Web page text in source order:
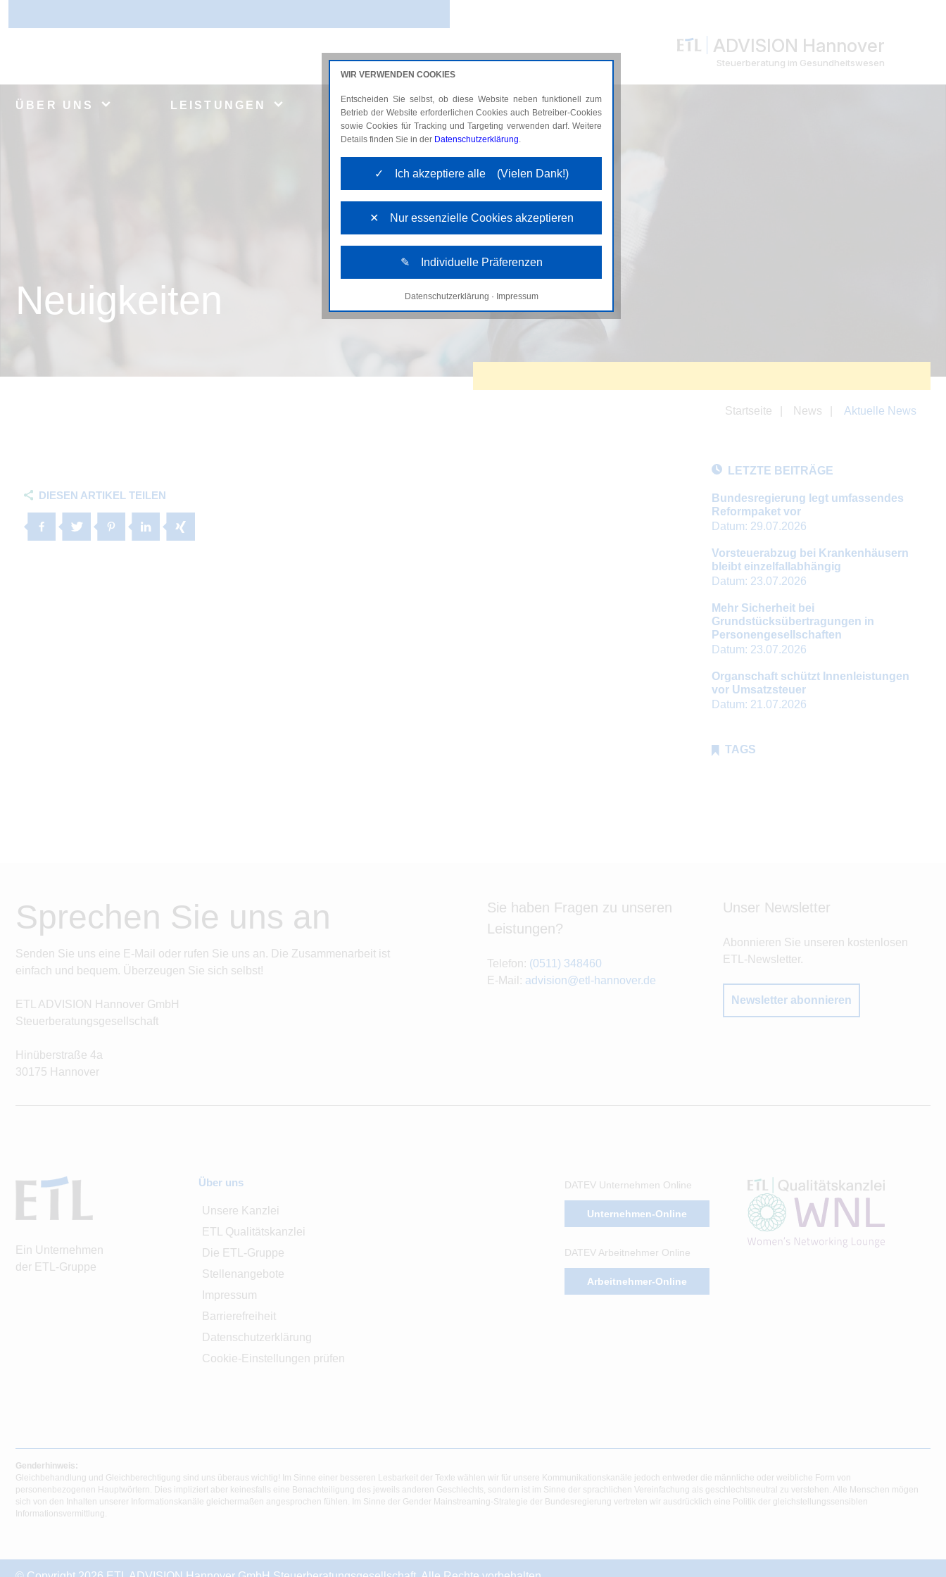
ADVISION Hannover
Steuerberatung im Gesundheitswesen
ÜBER UNS LEISTUNGEN AKTUELLES KARRIERE
Neuigkeiten
Startseite News Aktuelle News
DIESEN ARTIKEL TEILEN
LETZTE BEITRÄGE
Bundesregierung legt umfassendes
Reformpaket vor
Datum: 29.07.2026
Vorsteuerabzug bei Krankenhäusern
bleibt einzelfallabhängig
Datum: 23.07.2026
Mehr Sicherheit bei
Grundstücksübertragungen in
Personengesellschaften
Datum: 23.07.2026
Organschaft schützt Innenleistungen
vor Umsatzsteuer
Datum: 21.07.2026
TAGS
Sprechen Sie uns an
Senden Sie uns eine E-Mail oder rufen Sie uns an. Die Zusammenarbeit ist
einfach und bequem. Überzeugen Sie sich selbst!
ETL ADVISION Hannover GmbH
Steuerberatungsgesellschaft
Hinüberstraße 4a
30175 Hannover
Sie haben Fragen zu unseren
Leistungen?
Telefon: (0511) 348460
E-Mail: advision@etl-hannover.de
Unser Newsletter
Abonnieren Sie unseren kostenlosen
ETL-Newsletter.
Newsletter abonnieren
Ein Unternehmen
der ETL-Gruppe
Über uns
Unsere Kanzlei
ETL Qualitätskanzlei
Die ETL-Gruppe
Stellenangebote
Impressum
Barrierefreiheit
Datenschutzerklärung
Cookie-Einstellungen prüfen
DATEV Unternehmen Online
Unternehmen-Online
DATEV Arbeitnehmer Online
Arbeitnehmer-Online
Genderhinweis:
Gleichbehandlung und Gleichberechtigung sind uns überaus wichtig! Im Sinne einer besseren Lesbarkeit der Texte wählen wir für unsere Kommunikationskanäle jedoch entweder die männliche oder weibliche Form von
personenbezogenen Hauptwörtern. Dies impliziert aber keinesfalls eine Benachteiligung des jeweils anderen Geschlechts, sondern ist im Sinne der sprachlichen Vereinfachung als geschlechtsneutral zu verstehen. Alle Menschen mögen
sich von den Inhalten unserer Informationskanäle gleichermaßen angesprochen fühlen. Im Sinne der Gender Mainstreaming-Strategie der Bundesregierung vertreten wir ausdrücklich eine Politik der gleichstellungssensiblen
Informationsvermittlung.
WIR VERWENDEN COOKIES
Entscheiden Sie selbst, ob diese Website neben funktionell zum
Betrieb der Website erforderlichen Cookies auch Betreiber-Cookies
sowie Cookies für Tracking und Targeting verwenden darf. Weitere
Details finden Sie in der Datenschutzerklärung.
✓ Ich akzeptiere alle (Vielen Dank!)
✕ Nur essenzielle Cookies akzeptieren
✎ Individuelle Präferenzen
Notwendige Cookies
Datenschutzerklärung · Impressum